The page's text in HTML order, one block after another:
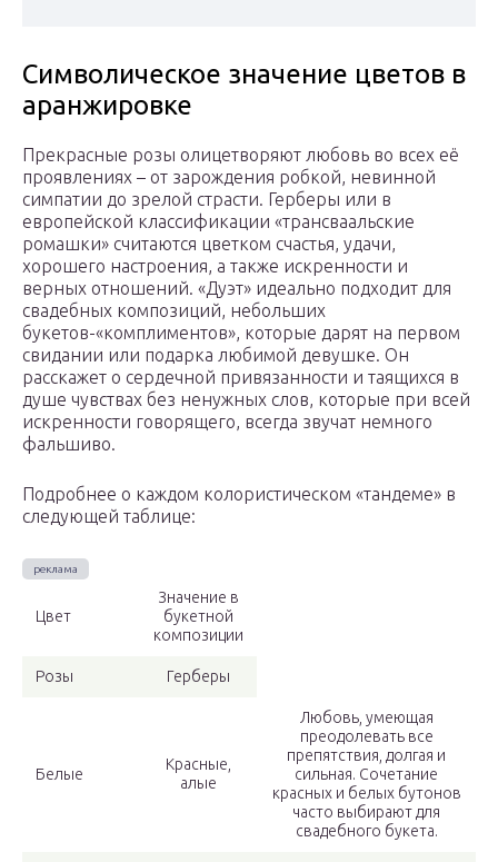
Символическое значение цветов в
аранжировке
Прекрасные розы олицетворяют любовь во всех её
проявлениях – от зарождения робкой, невинной
симпатии до зрелой страсти. Герберы или в
европейской классификации «трансваальские
ромашки» считаются цветком счастья, удачи,
хорошего настроения, а также искренности и
верных отношений. «Дуэт» идеально подходит для
свадебных композиций, небольших
букетов-«комплиментов», которые дарят на первом
свидании или подарка любимой девушке. Он
расскажет о сердечной привязанности и таящихся в
душе чувствах без ненужных слов, которые при всей
искренности говорящего, всегда звучат немного
фальшиво.
Подробнее о каждом колористическом «тандеме» в
следующей таблице:
Цвет
Значение в
букетной
композиции
Розы Герберы
Белые
Красные,
алые
Любовь, умеющая
преодолевать все
препятствия, долгая и
сильная. Сочетание
красных и белых бутонов
часто выбирают для
свадебного букета.